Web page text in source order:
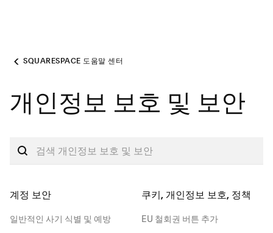
SQUARESPACE 도움말 센터
개인정보 보호 및 보안
계정 보안
일반적인 사기 식별 및 예방
쿠키, 개인정보 보호, 정책
EU 철회권 버튼 추가